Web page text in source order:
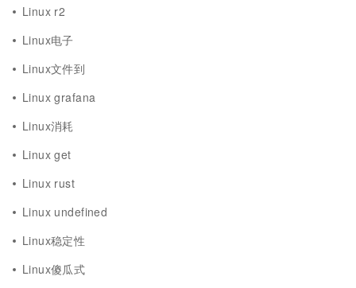
Linux r2
Linux电子
Linux文件到
Linux grafana
Linux消耗
Linux get
Linux rust
Linux undefined
Linux稳定性
Linux傻瓜式